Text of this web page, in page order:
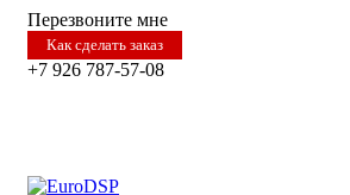
Перезвоните мне
Как сделать заказ
+7 926 787-57-08